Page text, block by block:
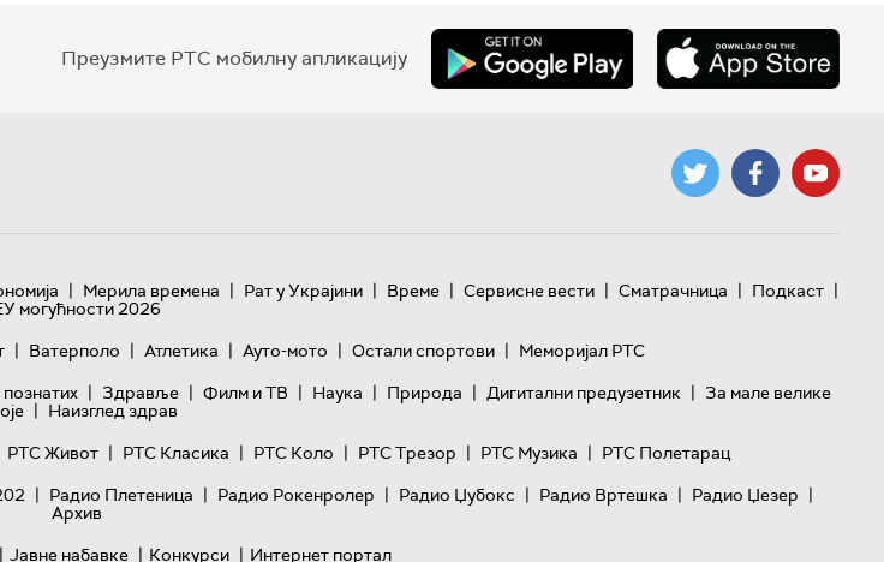
Преузмите РТС мобилну апликацију
| Мерила времена | Рат у Украјини | Време | Сервисне вести | Сматрачница | Подкаст |
могућности 2026
| Ватерполо | Атлетика | Ауто-мото | Остали спортови | Меморијал РТС
| Здравље | Филм и ТВ | Наука | Природа | Дигитални предузетник | За мале велике
| Наизглед здрав
РТС Живот | РТС Класика | РТС Коло | РТС Трезор | РТС Музика | РТС Полетарац
| Радио Плетеница | Радио Рокенролер | Радио Џубокс | Радио Вртешка | Радио Џезер |
Архив
| Јавне набавке | Конкурси | Интернет портал